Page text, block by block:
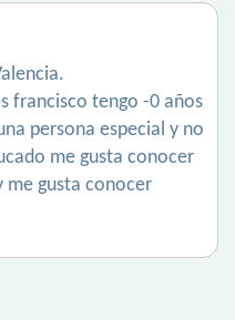
francisco tengo -0 años
persona especial y no
me gusta conocer
me gusta conocer